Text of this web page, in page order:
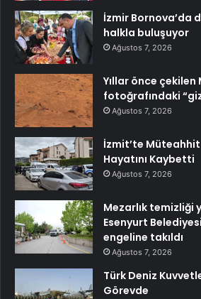
İzmir Bornova’da
halkla buluşuyor
Ağustos 7, 2026
Yıllar önce çekilen
fotoğrafındaki
Ağustos 7, 2026
İzmit’te
Hayatını Kaybetti
Ağustos 7, 2026
Mezarlık temizliği
Esenyurt
engeline takıldı
Ağustos 7, 2026
Türk Deniz
Görevde